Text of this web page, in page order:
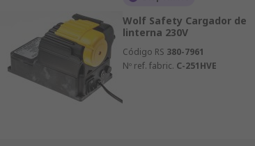
Wolf Safety Cargador de
linterna 230V
Código RS 380-7961
Nº ref. fabric. C-251HVE